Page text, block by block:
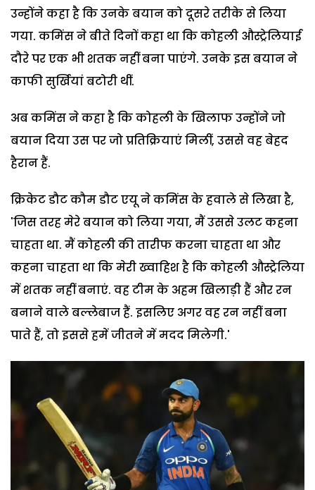
उन्होंने कहा है कि उनके बयान को दूसरे तरीके से लिया
गया. कमिंस ने बीते दिनों कहा था कि कोहली औस्ट्रेलियाई
दौरे पर एक भी शतक नहीं बना पाएंगे. उनके इस बयान ने
काफी सुर्खियां बटोरी थीं.
अब कमिंस ने कहा है कि कोहली के खिलाफ उन्होंने जो
बयान दिया उस पर जो प्रतिक्रियाएं मिलीं, उससे वह बेहद
हैरान हैं.
क्रिकेट डौट कौम डौट एयू ने कमिंस के हवाले से लिखा है,
'जिस तरह मेरे बयान को लिया गया, मैं उससे उलट कहना
चाहता था. मैं कोहली की तारीफ करना चाहता था और
कहना चाहता था कि मेरी ख्वाहिश है कि कोहली औस्ट्रेलिया
में शतक नहीं बनाएं. वह टीम के अहम खिलाड़ी हैं और रन
बनाने वाले बल्लेबाज हैं. इसलिए अगर वह रन नहीं बना
पाते हैं, तो इससे हमें जीतने में मदद मिलेगी.'